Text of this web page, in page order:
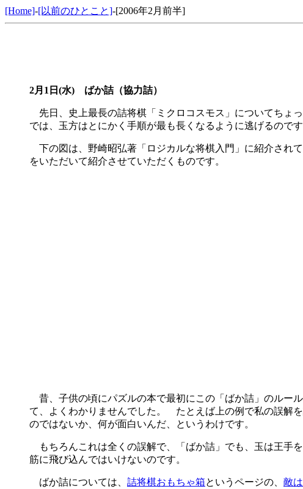
[Home]-[以前のひとこと]-[2006年2月前半]
2月1日(水) ばか詰（協力詰）
先日、史上最長の詰将棋「ミクロコスモス」についてちょ
では、玉方はとにかく手順が最も長くなるように逃げるので
下の図は、野崎昭弘著「ロジカルな将棋入門」に紹介され
をいただいて紹介させていただくものです。
昔、子供の頃にパズルの本で最初にこの「ばか詰」のルー
て、よくわかりませんでした。 たとえば上の例で私の誤解
のではないか、何が面白いんだ、というわけです。
もちろんこれは全くの誤解で、「ばか詰」でも、玉は王手
筋に飛び込んではいけないのです。
ばか詰については、 詰将棋おもちゃ箱というページの、 敵